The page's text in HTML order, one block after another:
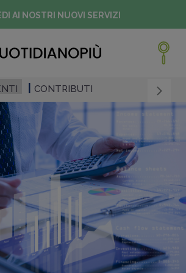
AI NOSTRI NUOVI SERVIZI
CONTRIBUTI